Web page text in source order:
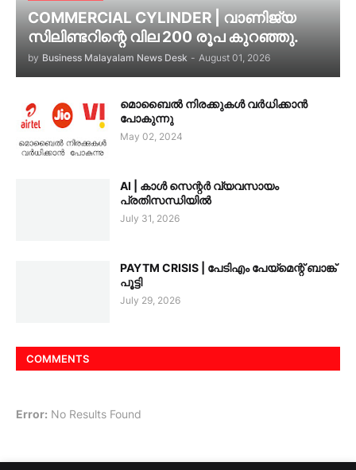
COMMERCIAL CYLINDER | വാണിജ്യ
സിലിണ്ടറിന്റെ വില 200 രൂപ കുറഞ്ഞു.
by Business Malayalam News Desk - August 01, 2026
മൊബൈൽ നിരക്കുകൾ വർധിക്കാൻ
പോകുന്നു
May 02, 2024
AI | കാൾ സെന്റർ വ്യവസായം
പ്രതിസന്ധിയിൽ
July 31, 2026
PAYTM CRISIS | പേടിഎം പേയ്മെന്റ് ബാങ്ക്
പൂട്ടി
July 29, 2026
COMMENTS
Error: No Results Found